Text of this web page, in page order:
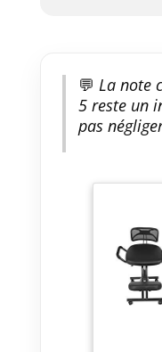
apporte
tout en
💬 La note
5 reste un
pas